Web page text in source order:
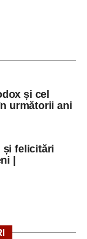
și cel
următorii ani
și felicitări
|